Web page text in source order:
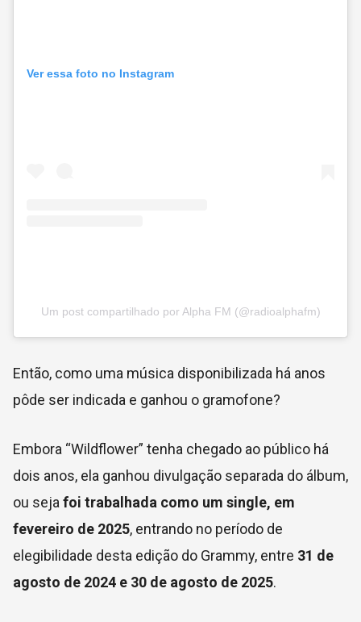
Ver essa foto no Instagram
Um post compartilhado por Alpha FM (@radioalphafm)
Então, como uma música disponibilizada há anos
pôde ser indicada e ganhou o gramofone?
Embora “Wildflower” tenha chegado ao público há
dois anos, ela ganhou divulgação separada do álbum,
ou seja foi trabalhada como um single, em
fevereiro de 2025, entrando no período de
elegibilidade desta edição do Grammy, entre 31 de
agosto de 2024 e 30 de agosto de 2025.